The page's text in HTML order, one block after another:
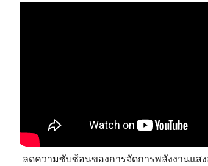
ลดความซับซ้อนของการจัดการพลังงานแส